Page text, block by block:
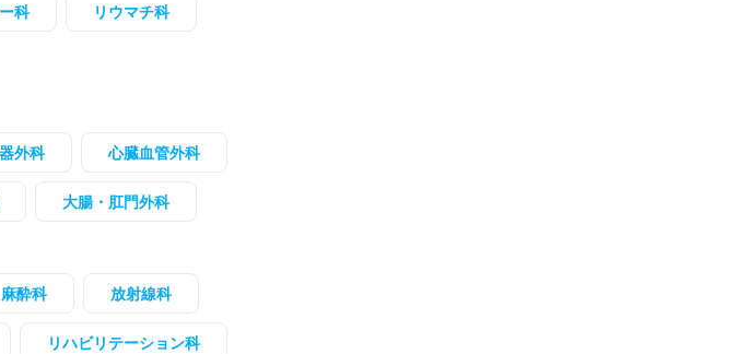
科 リウマチ科
外科 心臓血管外科
大腸・肛門外科
麻酔科 放射線科
リハビリテーション科